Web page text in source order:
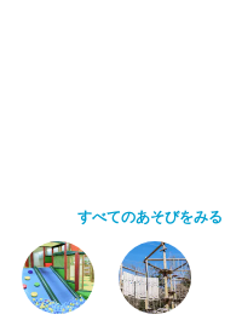
すべてのあそびをみる